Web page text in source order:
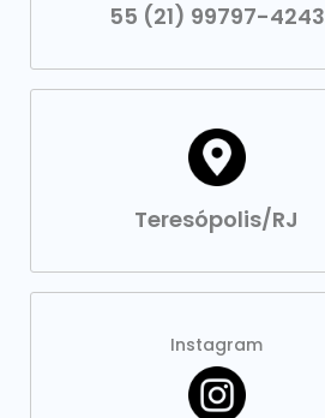
55 (21) 99797-4243
Teresópolis/RJ
Instagram